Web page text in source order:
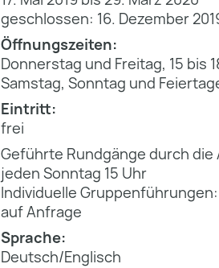
geschlossen: 16. Dezember
Öffnungszeiten:
Donnerstag und Freitag, 15 bis
Samstag, Sonntag und
Eintritt:
frei
Geführte Rundgänge durch die
jeden Sonntag 15 Uhr
Individuelle Gruppenführungen:
auf Anfrage
Sprache:
Deutsch/Englisch